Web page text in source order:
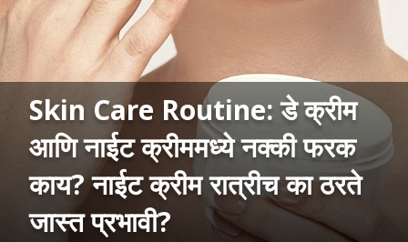
Skin Care Routine: डे क्रीम
आणि नाईट क्रीममध्ये नक्की फरक
काय? नाईट क्रीम रात्रीच का ठरते
जास्त प्रभावी?